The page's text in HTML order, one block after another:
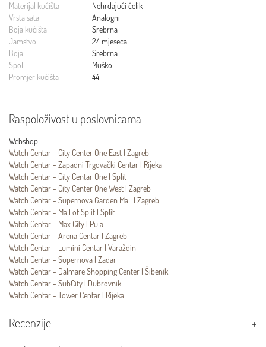
Materijal kućišta
Nehrđajući čelik
Vrsta sata
Analogni
Boja kućišta
Srebrna
Jamstvo
24 mjeseca
Boja
Srebrna
Spol
Muško
Promjer kućišta
44
Raspoloživost u poslovnicama
Webshop
Watch Centar - City Center One East | Zagreb
Watch Centar - Zapadni Trgovački Centar | Rijeka
Watch Centar - City Centar One | Split
Watch Centar - City Center One West | Zagreb
Watch Centar - Supernova Garden Mall | Zagreb
Watch Centar - Mall of Split | Split
Watch Centar - Max City | Pula
Watch Centar - Arena Centar | Zagreb
Watch Centar - Lumini Centar | Varaždin
Watch Centar - Supernova | Zadar
Watch Centar - Dalmare Shopping Center | Šibenik
Watch Centar - SubCity | Dubrovnik
Watch Centar - Tower Centar | Rijeka
Recenzije